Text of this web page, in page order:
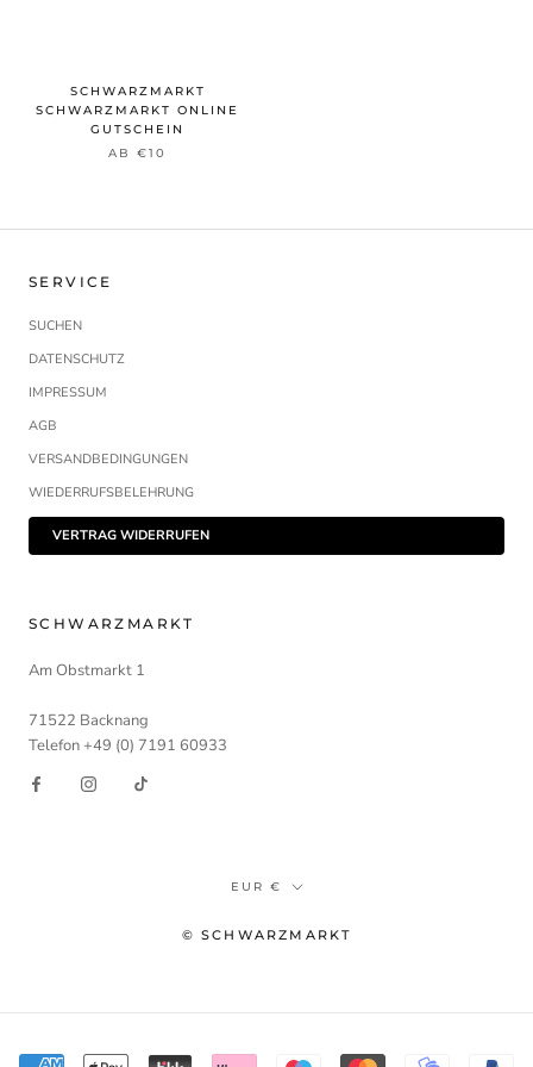
SCHWARZMARKT
SCHWARZMARKT ONLINE
GUTSCHEIN
AB €10
SERVICE
SUCHEN
DATENSCHUTZ
IMPRESSUM
AGB
VERSANDBEDINGUNGEN
WIEDERRUFSBELEHRUNG
VERTRAG WIDERRUFEN
SCHWARZMARKT
Am Obstmarkt 1
71522 Backnang
Telefon +49 (0) 7191 60933
Währung
EUR €
© SCHWARZMARKT